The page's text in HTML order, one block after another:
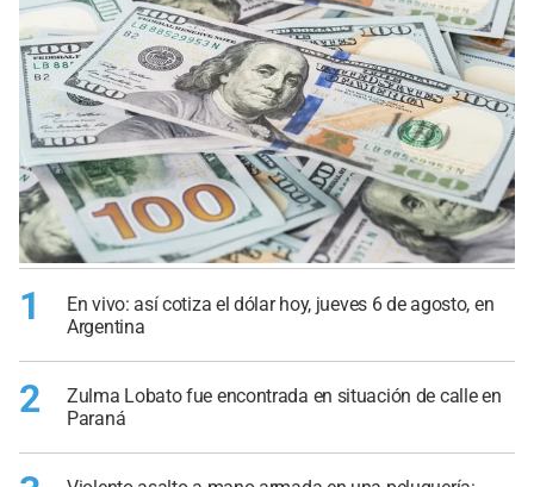
1
En vivo: así cotiza el dólar hoy, jueves 6 de agosto, en
Argentina
2
Zulma Lobato fue encontrada en situación de calle en
Paraná